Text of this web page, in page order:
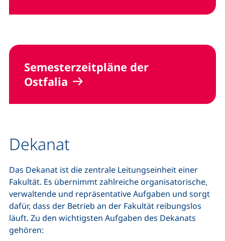
Semesterzeitpläne der
Ostfalia
Dekanat
Das Dekanat ist die zentrale Leitungseinheit einer
Fakultät. Es übernimmt zahlreiche organisatorische,
verwaltende und repräsentative Aufgaben und sorgt
dafür, dass der Betrieb an der Fakultät reibungslos
läuft. Zu den wichtigsten Aufgaben des Dekanats
gehören: